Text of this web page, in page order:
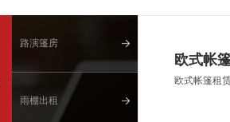
路演篷房
雨棚出租
欧式帐
欧式帐篷租